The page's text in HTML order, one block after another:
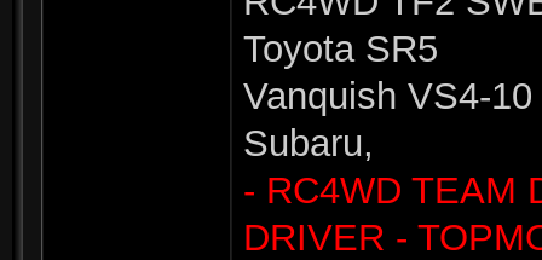
Toyota SR5
Vanquish VS4-
Subaru,
- RC4WD TEAM
DRIVER -